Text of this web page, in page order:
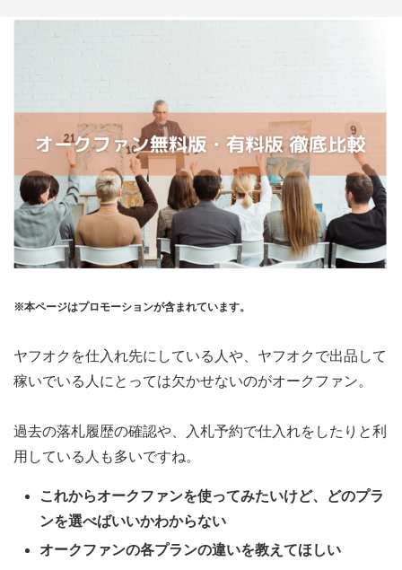
※本ページはプロモーションが含まれています。
ヤフオクを仕入れ先にしている人や、ヤフオクで出品して
稼いでいる人にとっては欠かせないのがオークファン。
過去の落札履歴の確認や、入札予約で仕入れをしたりと利
用している人も多いですね。
これからオークファンを使ってみたいけど、どのプラ
ンを選べばいいかわからない
オークファンの各プランの違いを教えてほしい